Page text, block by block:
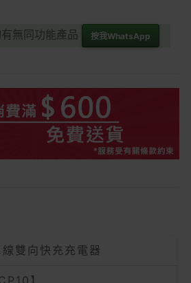
無同功能產品 按我WhatsApp
雙向快充充電器
】